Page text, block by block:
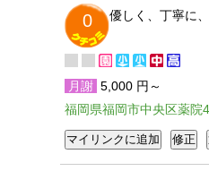
0 優しく、丁寧に
月謝 5,000 円～
福岡県福岡市中央区薬院